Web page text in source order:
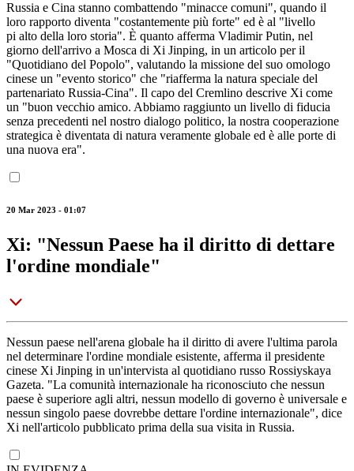
Russia e Cina stanno combattendo "minacce comuni", quando il
loro rapporto diventa "costantemente più forte" ed è al "livello
pi alto della loro storia". È quanto afferma Vladimir Putin, nel
giorno dell'arrivo a Mosca di Xi Jinping, in un articolo per il
"Quotidiano del Popolo", valutando la missione del suo omologo
cinese un "evento storico" che "riafferma la natura speciale del
partenariato Russia-Cina". Il capo del Cremlino descrive Xi come
un "buon vecchio amico. Abbiamo raggiunto un livello di fiducia
senza precedenti nel nostro dialogo politico, la nostra cooperazione
strategica è diventata di natura veramente globale ed è alle porte di
una nuova era".
20 Mar 2023 - 01:07
Xi: "Nessun Paese ha il diritto di dettare
l'ordine mondiale"
Nessun paese nell'arena globale ha il diritto di avere l'ultima parola
nel determinare l'ordine mondiale esistente, afferma il presidente
cinese Xi Jinping in un'intervista al quotidiano russo Rossiyskaya
Gazeta. "La comunità internazionale ha riconosciuto che nessun
paese è superiore agli altri, nessun modello di governo è universale e
nessun singolo paese dovrebbe dettare l'ordine internazionale", dice
Xi nell'articolo pubblicato prima della sua visita in Russia.